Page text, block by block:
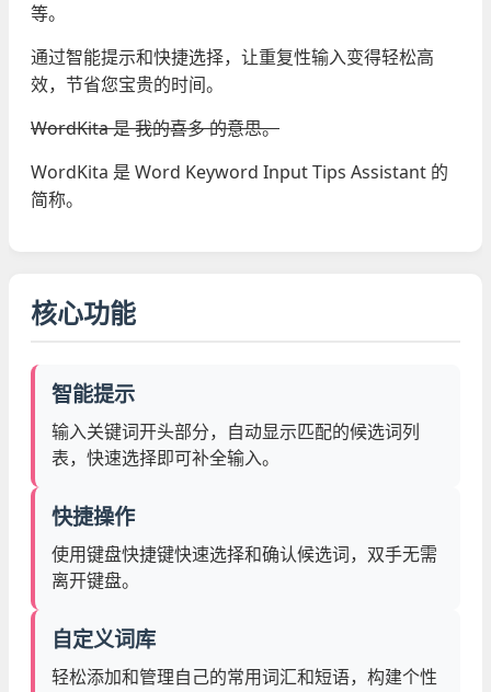
等。
通过智能提示和快捷选择，让重复性输入变得轻松高
效，节省您宝贵的时间。
WordKita 是 我的喜多 的意思。
WordKita 是 Word Keyword Input Tips Assistant 的
简称。
核心功能
智能提示
输入关键词开头部分，自动显示匹配的候选词列
表，快速选择即可补全输入。
快捷操作
使用键盘快捷键快速选择和确认候选词，双手无需
离开键盘。
自定义词库
轻松添加和管理自己的常用词汇和短语，构建个性